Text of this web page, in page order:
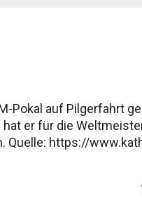
des Vaterlandes in
Pokal auf Pilgerfahrt
hat er für die
Quelle: https://